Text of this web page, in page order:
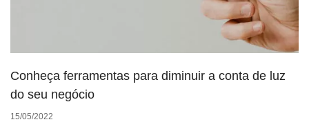
Conheça ferramentas para diminuir a conta de luz
do seu negócio
15/05/2022